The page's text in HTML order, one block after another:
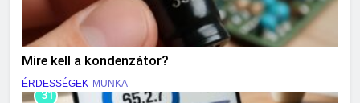
Mire kell a kondenzátor?
ÉRDESSÉGEK MUNKA
31